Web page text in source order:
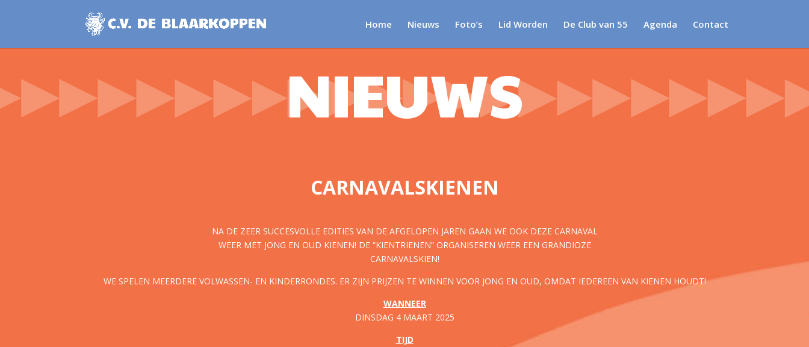
Home Nieuws Foto’s Lid Worden De Club van 55 Agenda Contact
NIEUWS
CARNAVALSKIENEN
NA DE ZEER SUCCESVOLLE EDITIES VAN DE AFGELOPEN JAREN GAAN WE OOK DEZE CARNAVAL
WEER MET JONG EN OUD KIENEN! DE “KIENTRIENEN” ORGANISEREN WEER EEN GRANDIOZE
CARNAVALSKIEN!
WE SPELEN MEERDERE VOLWASSEN- EN KINDERRONDES. ER ZIJN PRIJZEN TE WINNEN VOOR JONG EN OUD, OMDAT IEDEREEN VAN KIENEN HOUDT!
WANNEER
DINSDAG 4 MAART 2025
TIJD